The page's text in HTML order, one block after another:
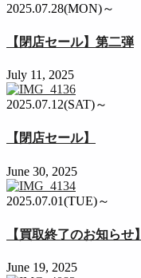
2025.07.28(MON)～
【閉店セール】第二弾
July 11, 2025
2025.07.12(SAT)～
【閉店セール】
June 30, 2025
2025.07.01(TUE)～
【買取終了のお知らせ】
June 19, 2025